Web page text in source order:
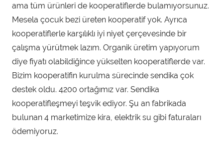
ama tüm ürünleri de kooperatiflerde bulamıyorsunuz.
Mesela çocuk bezi üreten kooperatif yok. Ayrıca
kooperatiflerle karşılıklı iyi niyet çerçevesinde bir
çalışma yürütmek lazım. Organik üretim yapıyorum
diye fiyatı olabildiğince yükselten kooperatiflerde var.
Bizim kooperatifin kurulma sürecinde sendika çok
destek oldu. 4200 ortağımız var. Sendika
kooperatifleşmeyi teşvik ediyor. Şu an fabrikada
bulunan 4 marketimize kira, elektrik su gibi faturaları
ödemiyoruz.